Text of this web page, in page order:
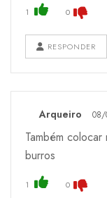
1 0
RESPONDER
Arqueiro 08/
Também
burros
1 0